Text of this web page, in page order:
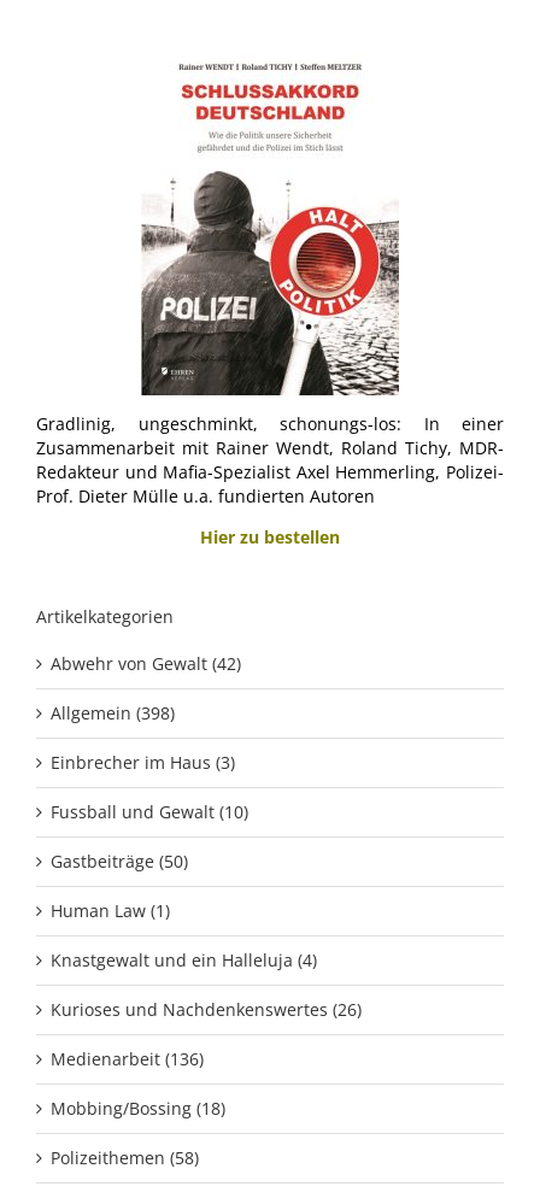
Gradlinig, ungeschminkt, schonungs-los: In einer
Zusammenarbeit mit Rainer Wendt, Roland Tichy, MDR-
Redakteur und Mafia-Spezialist Axel Hemmerling, Polizei-
Prof. Dieter Mülle u.a. fundierten Autoren
Hier zu bestellen
Artikelkategorien
Abwehr von Gewalt (42)
Allgemein (398)
Einbrecher im Haus (3)
Fussball und Gewalt (10)
Gastbeiträge (50)
Human Law (1)
Knastgewalt und ein Halleluja (4)
Kurioses und Nachdenkenswertes (26)
Medienarbeit (136)
Mobbing/Bossing (18)
Polizeithemen (58)